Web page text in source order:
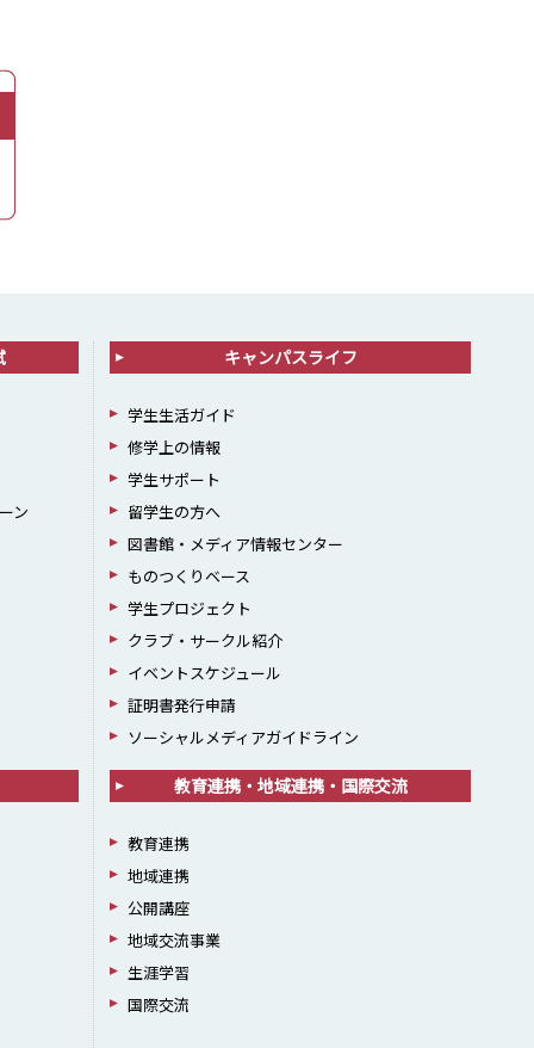
ン
キャンパスライフ
学生生活ガイド
修学上の情報
学生サポート
留学生の方へ
図書館・メディア情報センター
ものつくりベース
学生プロジェクト
クラブ・サークル紹介
イベントスケジュール
証明書発行申請
ソーシャルメディアガイドライン
教育連携・地域連携・国際交流
教育連携
地域連携
公開講座
地域交流事業
生涯学習
国際交流